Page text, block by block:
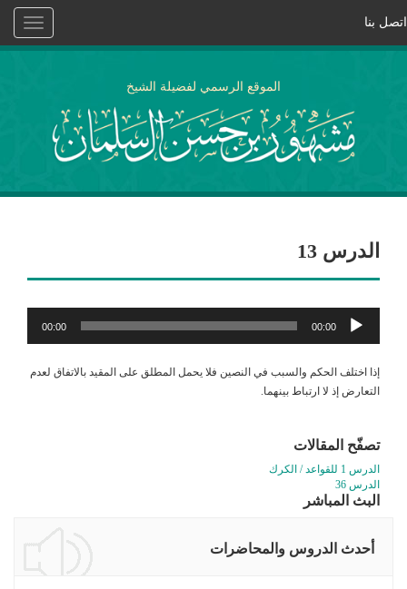
Toggle
اتصل بنا
الموقع الرسمي لفضيلة الشيخ
الدرس 13
مشغل
الصوت
00:00
00:00
إذا اختلف الحكم والسبب في النصين فلا يحمل المطلق على المقيد بالاتفاق لعدم
التعارض إذ لا ارتباط بينهما.
تصفّح المقالات
الدرس 1 للقواعد / الكرك
الدرس 36
البث المباشر
أحدث الدروس والمحاضرات